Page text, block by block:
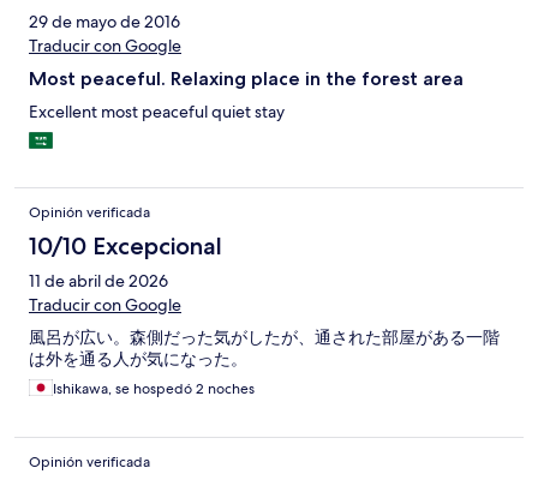
29 de mayo de 2016
Traducir con Google
Most peaceful. Relaxing place in the forest area
Excellent most peaceful quiet stay
Opinión verificada
10/10 Excepcional
11 de abril de 2026
Traducir con Google
風呂が広い。森側だった気がしたが、通された部屋がある一階
は外を通る人が気になった。
Ishikawa, se hospedó 2 noches
Opinión verificada